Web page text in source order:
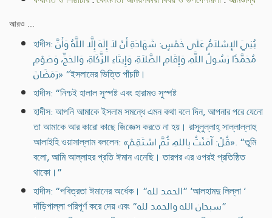
আরও ...
হাদীস: بُنِيَ الإِسْلاَمُ عَلَى خَمْسٍ: شَهَادَةِ أَنْ لاَ إِلَهَ إِلَّا اللَّهُ وَأَنَّ
مُحَمَّدًا رَسُولُ اللَّهِ، وَإِقَامِ الصَّلاَةِ، وَإِيتَاءِ الزَّكَاةِ، وَالحَجِّ، وَصَوْمِ
رَمَضَانَ» “ইসলামের ভিত্তি পাঁচটি।
হাদীস: “নিশ্চই হালাল সুস্পষ্ট এবং হারামও সুস্পষ্ট
হাদীস: আপনি আমাকে ইসলাম সমন্ধে এমন কথা বলে দিন, আপনার পরে যেনো
তা আমাকে আর কারো কাছে জিজ্ঞেস করতে না হয়। রাসূলুল্লাহ্ সাল্লাল্লাহু
আলাইহি ওয়াসাল্লাম বললেন: «قُلْ: آمَنْتُ بِاللهِ، ثُمَّ اسْتَقِمْ». “তুমি
বলো, আমি আল্লাহর প্রতি ঈমান এনেছি। তারপর এর ওপরই প্রতিষ্ঠিত
থাকো।”
হাদীস: “পবিত্রতা ঈমানের অর্ধেক। “الحمد لله” ‘আলহামদু লিল্লা ‘
দাঁড়িপাল্লা পরিপূর্ণ করে দেয় এবং “سبحان الله والحمد لله”